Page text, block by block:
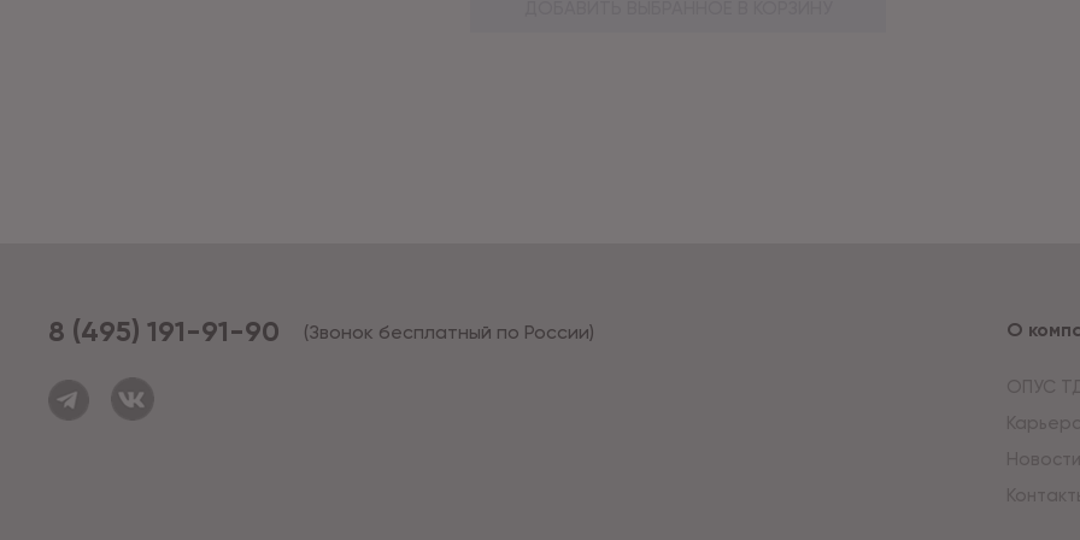
8 (495) 191-91-90 (Звонок бесплатный по России) О
ОПУС
Новости